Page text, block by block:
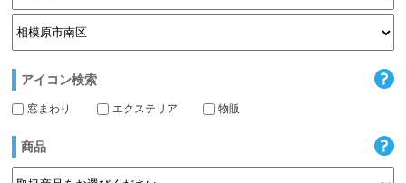
アイコン検索
窓まわり エクステリア 物販
商品